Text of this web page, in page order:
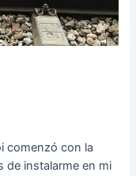
comenzó con la
de instalarme en mi